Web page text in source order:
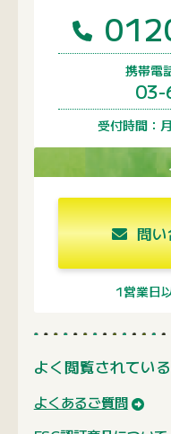
1営業日
よく閲覧されてい
よくあるご質問
FSC認証商品について
会社案内